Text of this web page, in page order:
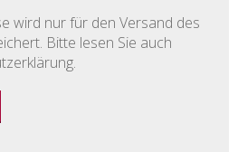
wird nur für den Versand des
Bitte lesen Sie auch